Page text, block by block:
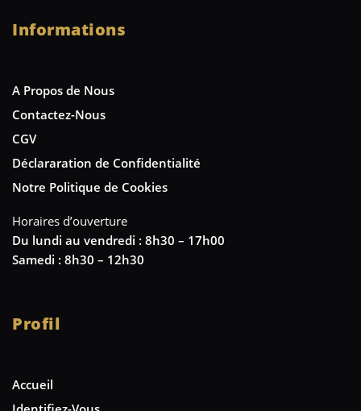
Informations
A Propos de Nous
Contactez-Nous
CGV
Déclararation de Confidentialité
Notre Politique de Cookies
Horaires d’ouverture
Du lundi au vendredi : 8h30 – 17h00
Samedi : 8h30 – 12h30
Profil
Accueil